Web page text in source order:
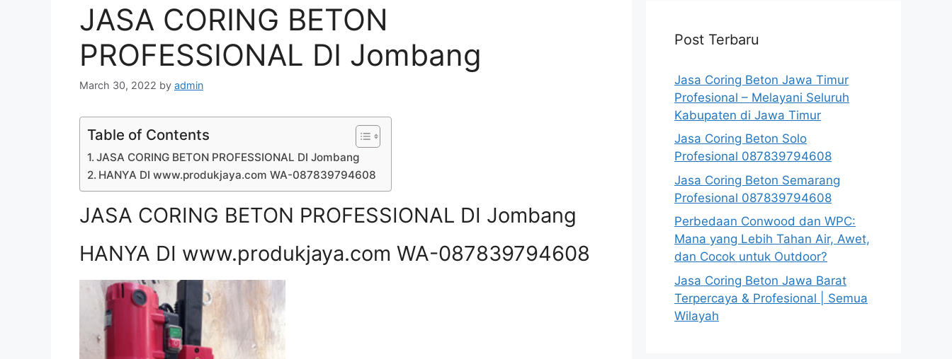
JASA CORING BETON
PROFESSIONAL DI Jombang
March 30, 2022 by admin
Table of Contents
JASA CORING BETON PROFESSIONAL DI Jombang
HANYA DI www.produkjaya.com WA-087839794608
JASA CORING BETON PROFESSIONAL DI Jombang
HANYA DI www.produkjaya.com WA-087839794608
Post Terbaru
Jasa Coring Beton Jawa Timur
Profesional – Melayani Seluruh
Kabupaten di Jawa Timur
Jasa Coring Beton Solo
Profesional 087839794608
Jasa Coring Beton Semarang
Profesional 087839794608
Perbedaan Conwood dan WPC:
Mana yang Lebih Tahan Air, Awet,
dan Cocok untuk Outdoor?
Jasa Coring Beton Jawa Barat
Terpercaya & Profesional | Semua
Wilayah